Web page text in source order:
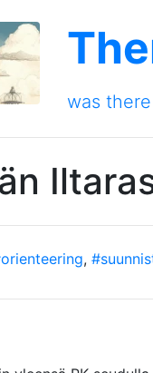
was
,